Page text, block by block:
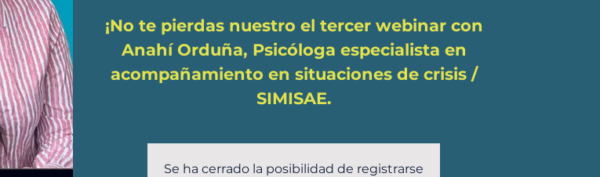
¡No te pierdas nuestro el tercer webinar con
Anahí Orduña, Psicóloga especialista en
acompañamiento en situaciones de crisis /
SIMISAE.
Se ha cerrado la posibilidad de registrarse